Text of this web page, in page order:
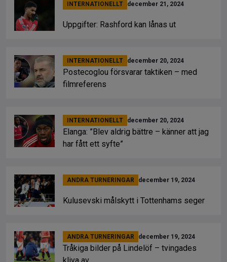
INTERNATIONELLT december 21, 2024
Uppgifter: Rashford kan lånas ut
INTERNATIONELLT december 20, 2024
Postecoglou försvarar taktiken – med
filmreferens
INTERNATIONELLT december 20, 2024
Elanga: ”Blev aldrig bättre – känner att jag
har fått ett syfte”
ANDRA TURNERINGAR december 19, 2024
Kulusevski målskytt i Tottenhams seger
ANDRA TURNERINGAR december 19, 2024
Tråkiga bilder på Lindelöf – tvingades